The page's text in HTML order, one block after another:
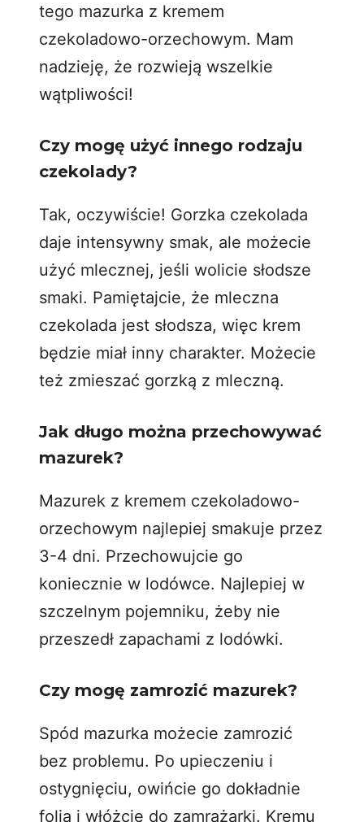
tego mazurka z kremem
czekoladowo-orzechowym. Mam
nadzieję, że rozwieją wszelkie
wątpliwości!
Czy mogę użyć innego rodzaju
czekolady?
Tak, oczywiście! Gorzka czekolada
daje intensywny smak, ale możecie
użyć mlecznej, jeśli wolicie słodsze
smaki. Pamiętajcie, że mleczna
czekolada jest słodsza, więc krem
będzie miał inny charakter. Możecie
też zmieszać gorzką z mleczną.
Jak długo można przechowywać
mazurek?
Mazurek z kremem czekoladowo-
orzechowym najlepiej smakuje przez
3-4 dni. Przechowujcie go
koniecznie w lodówce. Najlepiej w
szczelnym pojemniku, żeby nie
przeszedł zapachami z lodówki.
Czy mogę zamrozić mazurek?
Spód mazurka możecie zamrozić
bez problemu. Po upieczeniu i
ostygnięciu, owińcie go dokładnie
folią i włóżcie do zamrażarki. Kremu